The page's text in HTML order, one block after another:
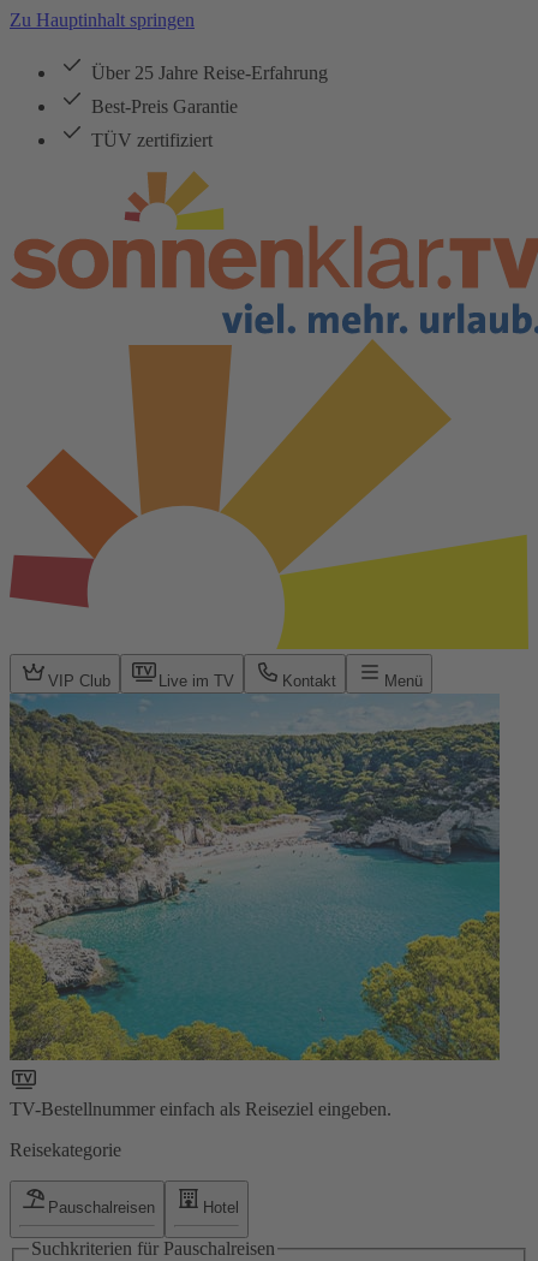
Zu Hauptinhalt springen
Über 25 Jahre Reise-Erfahrung
Best-Preis Garantie
TÜV zertifiziert
VIP Club Live im TV Kontakt Menü
TV-Bestellnummer einfach als Reiseziel eingeben.
Reisekategorie
Pauschalreisen Hotel
Suchkriterien für Pauschalreisen